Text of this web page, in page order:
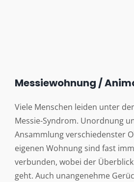
Messiewohnung /
Viele Menschen leiden unter
Messie-Syndrom. Unordnung
Ansammlung verschiedenster
eigenen Wohnung sind fast
verbunden, wobei der
geht. Auch unangenehme